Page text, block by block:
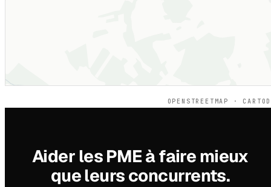
OPENSTREETMAP ·
Aider les PME à faire mieux
que leurs concurrents.